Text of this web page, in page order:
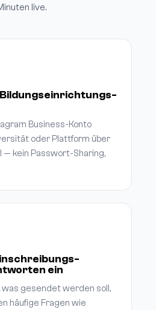
live.
Business-Konto
oder Plattform über
— kein Passwort-Sharing,
ein
was gesendet werden soll,
häufige Fragen wie